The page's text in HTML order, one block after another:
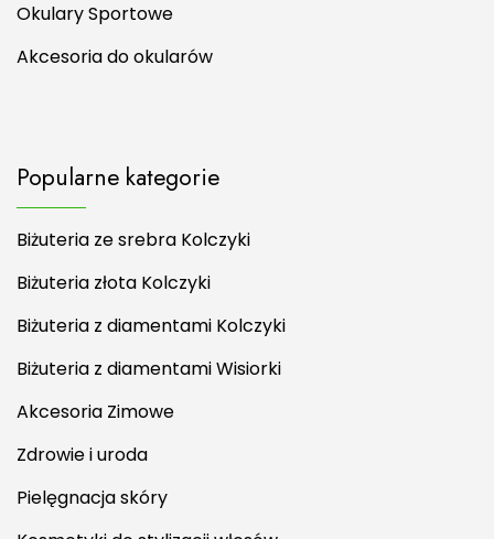
Okulary Sportowe
Akcesoria do okularów
Popularne kategorie
Biżuteria ze srebra Kolczyki
Biżuteria złota Kolczyki
Biżuteria z diamentami Kolczyki
Biżuteria z diamentami Wisiorki
Akcesoria Zimowe
Zdrowie i uroda
Pielęgnacja skóry